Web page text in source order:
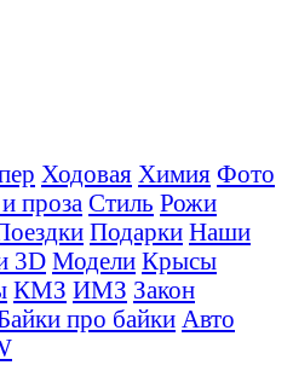
Ходовая Химия Фото
проза Стиль Рожи
Подарки Наши
3D Модели Крысы
КМЗ ИМЗ Закон
про байки Авто